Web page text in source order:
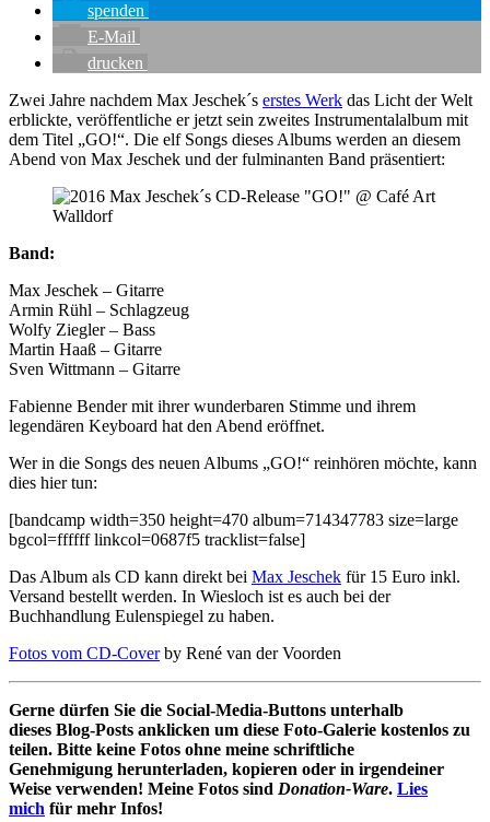
spenden
E-Mail
drucken
Zwei Jahre nachdem Max Jeschek´s erstes Werk das Licht der Welt
erblickte, veröffentliche er jetzt sein zweites Instrumentalalbum mit
dem Titel „GO!“. Die elf Songs dieses Albums werden an diesem
Abend von Max Jeschek und der fulminanten Band präsentiert:
Band:
Max Jeschek – Gitarre
Armin Rühl – Schlagzeug
Wolfy Ziegler – Bass
Martin Haaß – Gitarre
Sven Wittmann – Gitarre
Fabienne Bender mit ihrer wunderbaren Stimme und ihrem
legendären Keyboard hat den Abend eröffnet.
Wer in die Songs des neuen Albums „GO!“ reinhören möchte, kann
dies hier tun:
[bandcamp width=350 height=470 album=714347783 size=large
bgcol=ffffff linkcol=0687f5 tracklist=false]
Das Album als CD kann direkt bei Max Jeschek für 15 Euro inkl.
Versand bestellt werden. In Wiesloch ist es auch bei der
Buchhandlung Eulenspiegel zu haben.
Fotos vom CD-Coverby René van der Voorden
Gerne dürfen Sie die Social-Media-Buttons unterhalb
dieses Blog-Posts anklicken um diese Foto-Galerie kostenlos zu
teilen. Bitte keine Fotos ohne meine schriftliche
Genehmigung herunterladen, kopieren oder in irgendeiner
Weise verwenden! Meine Fotos sind Donation-Ware. Lies
mich für mehr Infos!